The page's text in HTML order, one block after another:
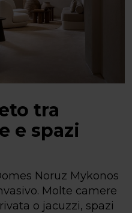
tra
e spazi
Noruz Mykonos
Molte camere
o jacuzzi, spazi